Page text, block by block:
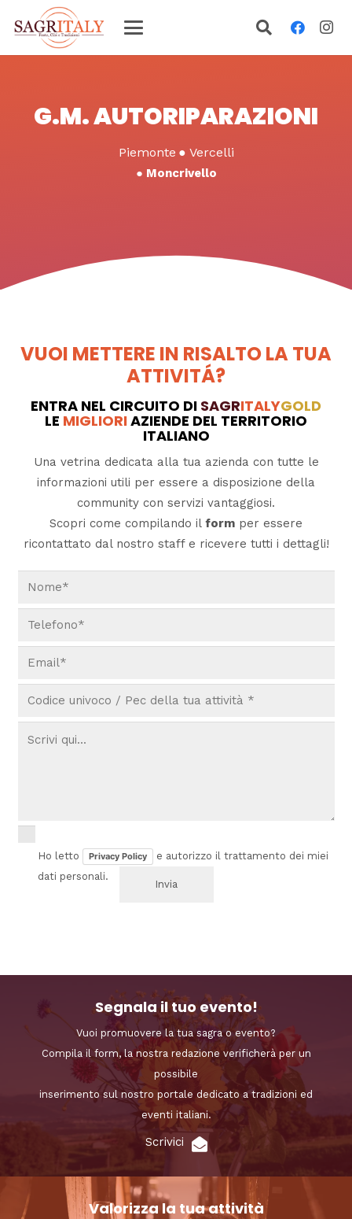
G.M. AUTORIPARAZIONI
Piemonte ● Vercelli
● Moncrivello
VUOI METTERE IN RISALTO LA TUA
ATTIVITÁ?
ENTRA NEL CIRCUITO DI SAGRITALYGOLD
LE MIGLIORIAZIENDE DEL TERRITORIO
ITALIANO
Una vetrina dedicata alla tua azienda con tutte le
informazioni utili per essere a disposizione della
community con servizi vantaggiosi.
Scopri come compilando il form per essere
ricontattato dal nostro staff e ricevere tutti i dettagli!
Ho letto Privacy Policy
e autorizzo il trattamento dei miei
dati personali.
Segnala il tuo evento!
Vuoi promuovere la tua sagra o evento?
Compila il form, la nostra redazione verificherà per un
possibile
inserimento sul nostro portale dedicato a tradizioni ed
eventi italiani.
Scrivici
Valorizza la tua attività